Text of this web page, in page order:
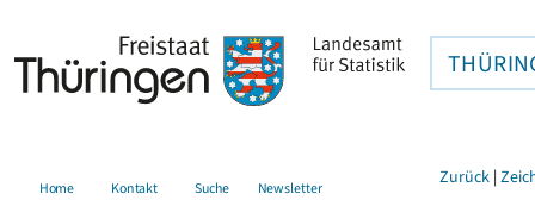
Home Kontakt Suche Newsletter Zurück |